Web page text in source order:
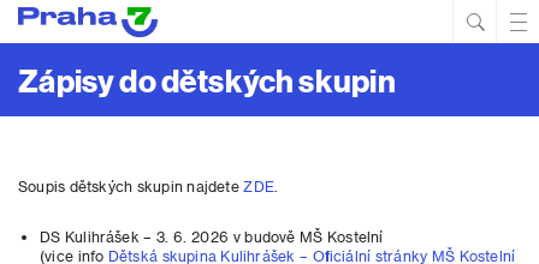
Zápisy do dětských skupin
Soupis dětských skupin najdeteZDE.
DS Kulihrášek – 3. 6. 2026 v budově MŠ Kostelní
(vice info Dětská skupina Kulihrášek – Oficiální stránky MŠ Kostelní